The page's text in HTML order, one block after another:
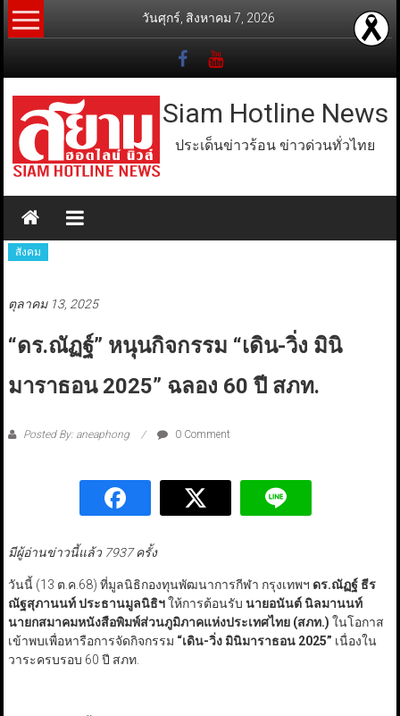
Skip
to
วันศุกร์, สิงหาคม 7, 2026
Siam Hotline News
ประเด็นข่าวร้อน ข่าวด่วนทั่วไทย
สังคม
ตุลาคม 13, 2025
“ดร.ณัฏฐ์” หนุนกิจกรรม “เดิน-วิ่ง มินิ
มาราธอน 2025” ฉลอง 60 ปี สภท.
Posted By: aneaphong 0 Comment
มีผู้อ่านข่าวนี้แล้ว 7937 ครั้ง
วันนี้ (13 ต.ค.68) ที่มูลนิธิกองทุนพัฒนาการกีฬา กรุงเทพฯ ดร.ณัฏฐ์ ธีร
ณัฐสุภานนท์ ประธานมูลนิธิฯให้การต้อนรับ นายอนันต์ นิลมานนท์
นายกสมาคมหนังสือพิมพ์ส่วนภูมิภาคแห่งประเทศไทย (สภท.) ในโอกาส
เข้าพบเพื่อหารือการจัดกิจกรรม “เดิน-วิ่ง มินิมาราธอน 2025” เนื่องใน
วาระครบรอบ 60 ปี สภท.